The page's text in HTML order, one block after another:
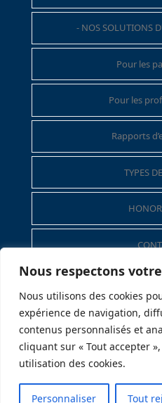
Nous respectons
Nous utilisons des cookies
expérience de navigation,
contenus personnalisés et
cliquant sur « Tout accepter
utilisation des cookies.
Personnaliser Tout
- NOS SOLUTIONS
Pour les
Pour les
Rapports
TYPES
Politique de